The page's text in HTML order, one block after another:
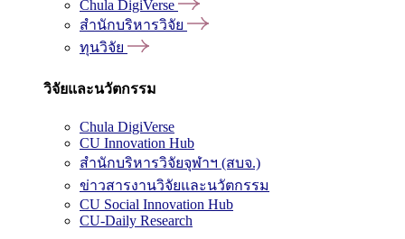
Chula DigiVerse
สำนักบริหารวิจัย
ทุนวิจัย
วิจัยและนวัตกรรม
Chula DigiVerse
CU Innovation Hub
สำนักบริหารวิจัยจุฬาฯ (สบจ.)
ข่าวสารงานวิจัยและนวัตกรรม
CU Social Innovation Hub
CU-Daily Research